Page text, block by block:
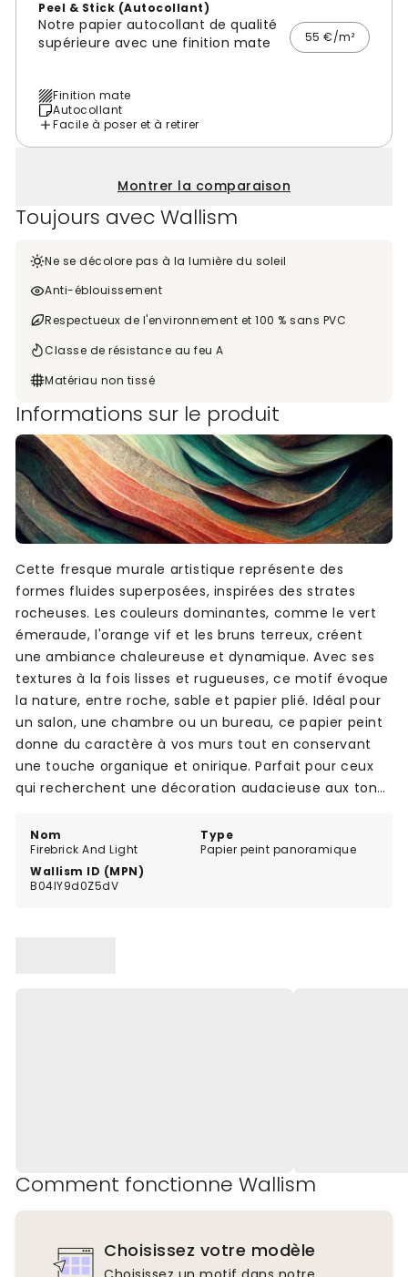
Peel & Stick (Autocollant)
Notre papier autocollant de qualité
supérieure avec une finition mate
55 €/m²
Finition mate
Autocollant
Facile à poser et à retirer
Montrer la comparaison
Toujours avec Wallism
Ne se décolore pas à la lumière du soleil
Anti-éblouissement
Respectueux de l'environnement et 100 % sans PVC
Classe de résistance au feu A
Matériau non tissé
Informations sur le produit
Nom
Firebrick And Light
Type
Papier peint panoramique
Wallism ID (MPN)
B04lY9d0Z5dV
Cette fresque murale artistique représente des
formes fluides superposées, inspirées des strates
rocheuses. Les couleurs dominantes, comme le vert
émeraude, l'orange vif et les bruns terreux, créent
une ambiance chaleureuse et dynamique. Avec ses
textures à la fois lisses et rugueuses, ce motif évoque
la nature, entre roche, sable et papier plié. Idéal pour
un salon, une chambre ou un bureau, ce papier peint
donne du caractère à vos murs tout en conservant
une touche organique et onirique. Parfait pour ceux
qui recherchent une décoration audacieuse aux tons
Comment fonctionne Wallism
Choisissez votre modèle